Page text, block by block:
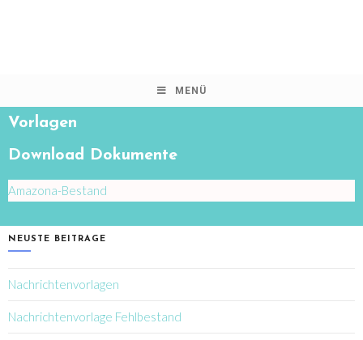
MENÜ
Vorlagen
Download Dokumente
Amazona-Bestand
NEUSTE BEITRAGE
Nachrichtenvorlagen
Nachrichtenvorlage Fehlbestand